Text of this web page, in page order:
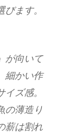
ます。
が向いて
細かい作
ズ感。
の薄造り
薪は割れ